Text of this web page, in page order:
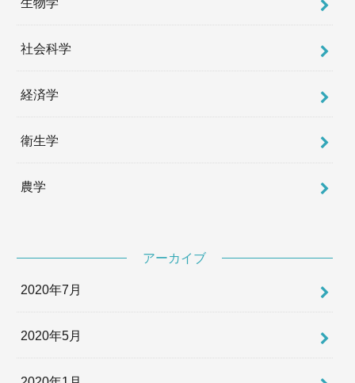
社会科学
経済学
衛生学
農学
アーカイブ
2020年7月
2020年5月